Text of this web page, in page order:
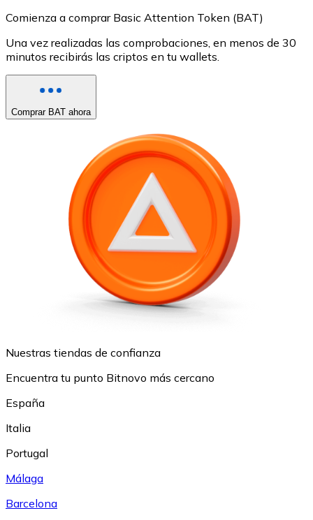
Comienza a comprar Basic Attention Token (BAT)
Una vez realizadas las comprobaciones, en menos de 30
minutos recibirás las criptos en tu wallets.
Comprar BAT ahora
Nuestras tiendas de confianza
Encuentra tu punto Bitnovo más cercano
España
Italia
Portugal
Málaga
Barcelona